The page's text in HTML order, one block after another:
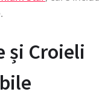
și Croieli